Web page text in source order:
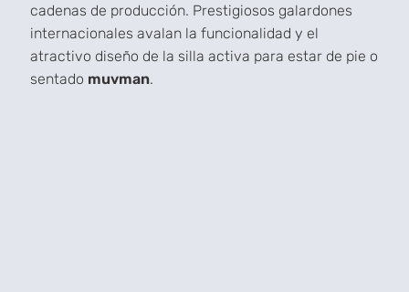
cadenas de producción. Prestigiosos galardones
internacionales avalan la funcionalidad y el
atractivo diseño de la silla activa para estar de pie o
sentado muvman.